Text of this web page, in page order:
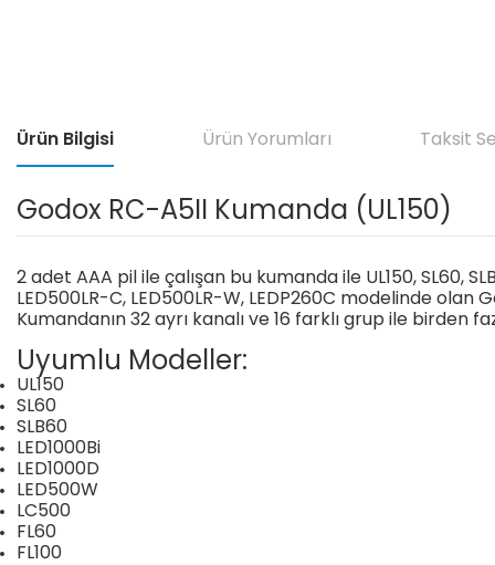
Ürün Bilgisi Ürün Yorumları Taksit
Godox RC-A5II Kumanda (UL150)
2 adet AAA pil ile çalışan bu kumanda ile UL150, SL60,
LED500LR-C, LED500LR-W, LEDP260C modelinde
Kumandanın 32 ayrı kanalı ve 16 farklı grup ile birden
Uyumlu Modeller:
UL150
SL60
SLB60
LED1000Bi
LED1000D
LED500W
LC500
FL60
FL100